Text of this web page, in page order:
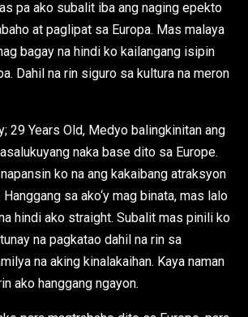
pa ako subalit iba ang naging epekto
at paglipat sa Europa. Mas malaya
bagay na hindi ko kailangang isipin
Dahil na rin siguro sa kultura na meron
29 Years Old, Medyo balingkinitan ang
naka base dito sa Europe.
ko na ang kakaibang atraksyon
sa ako‘y mag binata, mas lalo
hindi ako straight. Subalit mas pinili ko
na pagkatao dahil na rin sa
na aking kinalakaihan. Kaya naman
ako hanggang ngayon.